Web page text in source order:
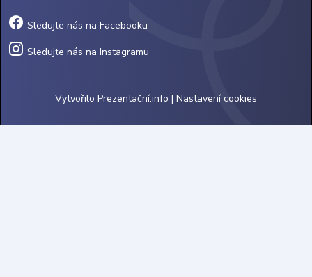
Sledujte nás na Facebooku
Sledujte nás na Instagramu
Vytvořilo Prezentační.info | Nastavení cookies